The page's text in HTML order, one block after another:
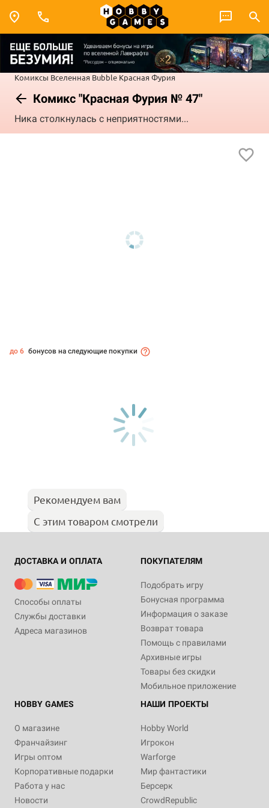
Комиксы Вселенная Bubble Красная Фурия
Комикс "Красная Фурия № 47"
Ника столкнулась с неприятностями...
до 6 бонусов на следующие покупки
Рекомендуем вам
С этим товаром смотрели
ДОСТАВКА И ОПЛАТА
Способы оплаты
Службы доставки
Адреса магазинов
ПОКУПАТЕЛЯМ
Подобрать игру
Бонусная программа
Информация о заказе
Возврат товара
Помощь с правилами
Архивные игры
Товары без скидки
Мобильное приложение
HOBBY GAMES
О магазине
Франчайзинг
Игры оптом
Корпоративные подарки
Работа у нас
Новости
НАШИ ПРОЕКТЫ
Hobby World
Игрокон
Warforge
Мир фантастики
Берсерк
CrowdRepublic